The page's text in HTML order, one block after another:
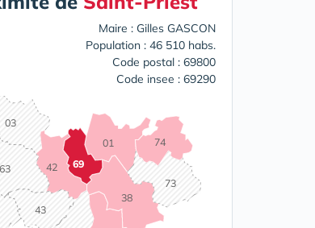
Maire : Gilles GASCON
Population : 46 510 habs.
Code postal : 69800
Code insee : 69290
01
03
38
42
43
63 69
73
74